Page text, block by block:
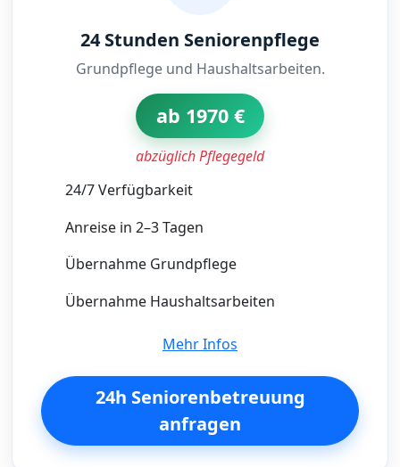
24 Stunden Seniorenpflege
Grundpflege und Haushaltsarbeiten.
ab 1970 €
abzüglich Pflegegeld
24/7 Verfügbarkeit
Anreise in 2–3 Tagen
Übernahme Grundpflege
Übernahme Haushaltsarbeiten
Mehr Infos
24h Seniorenbetreuung
anfragen